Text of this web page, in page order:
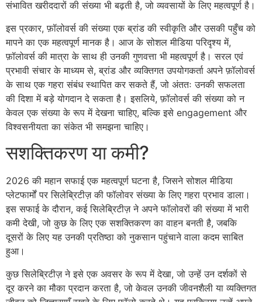
संभावित खरीददारों की संख्या भी बढ़ती है, जो व्यवसायों के लिए महत्वपूर्ण है।
इस प्रकार, फ़ॉलोवर्स की संख्या एक ब्रांड की स्वीकृति और उसकी पहुँच को
मापने का एक महत्वपूर्ण मानक है। आज के सोशल मीडिया परिदृश्य में,
फ़ॉलोवर्स की मात्रा के साथ ही उनकी गुणवत्ता भी महत्वपूर्ण है। सरल एवं
प्रभावी संचार के माध्यम से, ब्रांड और व्यक्तिगत उपयोगकर्ता अपने फ़ॉलोवर्स
के साथ एक गहरा संबंध स्थापित कर सकते हैं, जो अंततः उनकी सफलता
की दिशा में बड़े योगदान दे सकता है। इसलिये, फ़ॉलोवर्स की संख्या को न
केवल एक संख्या के रूप में देखना चाहिए, बल्कि इसे engagement और
विश्वसनीयता का संकेत भी समझना चाहिए।
सशक्तिकरण या कमी?
2026 की महान सफाई एक महत्वपूर्ण घटना है, जिसने सोशल मीडिया
प्लेटफार्मों पर सिलेब्रिटीज़ की फॉलोवर संख्या के लिए गहरा प्रभाव डाला।
इस सफाई के दौरान, कई सिलेब्रिटीज़ ने अपने फॉलोवरों की संख्या में भारी
कमी देखी, जो कुछ के लिए एक सशक्तिकरण का वाहन बनती है, जबकि
दूसरों के लिए यह उनकी प्रतिष्ठा को नुकसान पहुंचाने वाला कदम साबित
हुआ।
कुछ सिलेब्रिटीज़ ने इसे एक अवसर के रूप में देखा, जो उन्हें उन दर्शकों से
दूर करने का मौका प्रदान करता है, जो केवल उनकी जीवनशैली या व्यक्तिगत